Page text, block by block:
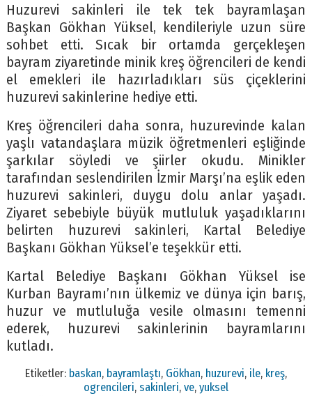
Huzurevi sakinleri ile tek tek bayramlaşan
Başkan Gökhan Yüksel, kendileriyle uzun süre
sohbet etti. Sıcak bir ortamda gerçekleşen
bayram ziyaretinde minik kreş öğrencileri de kendi
el emekleri ile hazırladıkları süs çiçeklerini
huzurevi sakinlerine hediye etti.
Kreş öğrencileri daha sonra, huzurevinde kalan
yaşlı vatandaşlara müzik öğretmenleri eşliğinde
şarkılar söyledi ve şiirler okudu. Minikler
tarafından seslendirilen İzmir Marşı’na eşlik eden
huzurevi sakinleri, duygu dolu anlar yaşadı.
Ziyaret sebebiyle büyük mutluluk yaşadıklarını
belirten huzurevi sakinleri, Kartal Belediye
Başkanı Gökhan Yüksel’e teşekkür etti.
Kartal Belediye Başkanı Gökhan Yüksel ise
Kurban Bayramı’nın ülkemiz ve dünya için barış,
huzur ve mutluluğa vesile olmasını temenni
ederek, huzurevi sakinlerinin bayramlarını
kutladı.
Etiketler: baskan, bayramlaştı, Gökhan, huzurevi, ile, kreş,
ogrencileri, sakinleri, ve, yuksel